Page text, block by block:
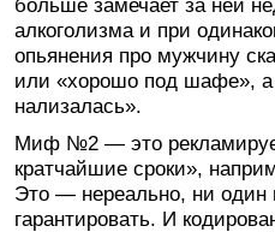
больше замечает за ней
алкоголизма и при
опьянения про мужчину
или «хорошо под шафе»,
нализалась».
Миф №2 — это
кратчайшие сроки»,
Это — нереально, ни один
гарантировать. И